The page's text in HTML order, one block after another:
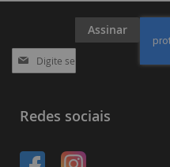
Inscreva-
se
Newsletter:
Assinar
Redes sociais